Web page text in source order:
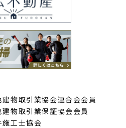
建物取引業協会連合会会員
建物取引業保証協会会員
施工士協会